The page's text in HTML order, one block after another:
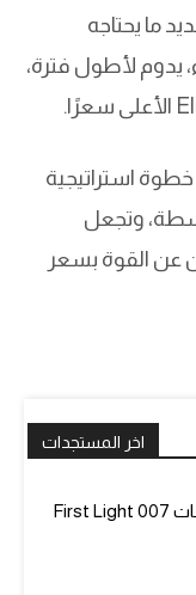
ما يحتاجه
بذكاء، يدوم لأطول فترة،
استراتيجية
وتجعل
عن القوة بسعر
اخر المستجدات
مخاوف من تأخير مراجعات 007 First Light